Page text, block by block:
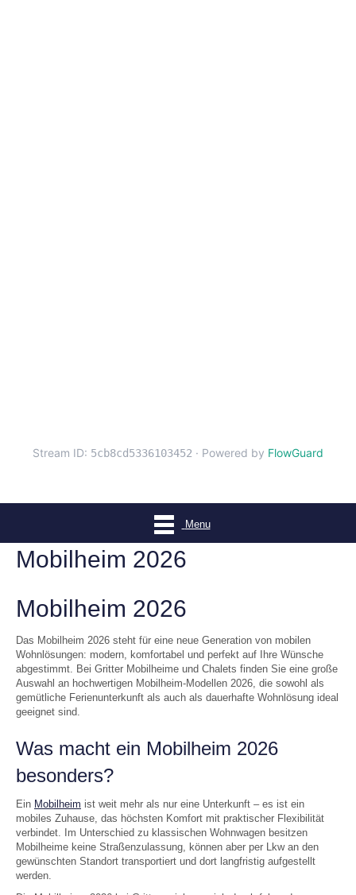
Menu
Mobilheim 2026
Mobilheim 2026
Das Mobilheim 2026 steht für eine neue Generation von mobilen
Wohnlösungen: modern, komfortabel und perfekt auf Ihre Wünsche
abgestimmt. Bei Gritter Mobilheime und Chalets finden Sie eine große
Auswahl an hochwertigen Mobilheim-Modellen 2026, die sowohl als
gemütliche Ferienunterkunft als auch als dauerhafte Wohnlösung ideal
geeignet sind.
Was macht ein Mobilheim 2026
besonders?
Ein Mobilheim ist weit mehr als nur eine Unterkunft – es ist ein
mobiles Zuhause, das höchsten Komfort mit praktischer Flexibilität
verbindet. Im Unterschied zu klassischen Wohnwagen besitzen
Mobilheime keine Straßenzulassung, können aber per Lkw an den
gewünschten Standort transportiert und dort langfristig aufgestellt
werden.